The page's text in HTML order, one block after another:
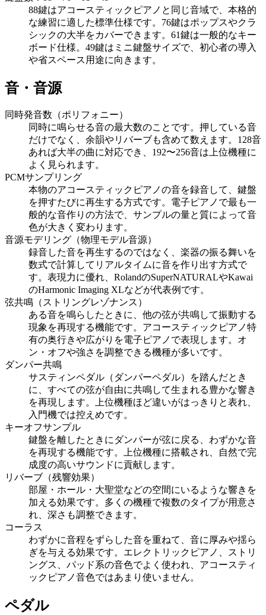
88鍵はアコースティックピアノと同じ音域で、本格的
な練習に適した標準仕様です。76鍵はポップスやクラ
シックの大半をカバーできます。61鍵は一般的なキー
ボード仕様。49鍵はミニ鍵盤サイズで、初心者の導入
や省スペース用途に向きます。
音・音源
同時発音数（ポリフォニー）
同時に鳴らせる音の最大数のことです。押している音
だけでなく、余韻やリバーブも含めて数えます。128音
あれば大半の曲に対応でき、192〜256音は上位機種に
よく見られます。
PCMサンプリング
本物のアコースティックピアノの音を録音して、鍵盤
を押すたびに再生する方式です。電子ピアノで最も一
般的な音作りの方法で、サンプルの量と質によって音
色が大きく変わります。
音源モデリング（物理モデル音源）
録音した音を再生するのではなく、楽器の振る舞いを
数式で計算してリアルタイムに音を作り出す方式で
す。表現力に優れ、RolandのSuperNATURALやKawai
のHarmonic Imaging XLなどが代表例です。
弦共鳴（ストリングレゾナンス）
ある音を鳴らしたときに、他の弦が共鳴して振動する
現象を再現する機能です。アコースティックピアノ特
有の奥行きや広がりを電子ピアノで表現します。オ
ン・オフや強さを調整できる機種が多いです。
ダンパー共鳴
サスティンペダル（ダンパーペダル）を踏んだとき
に、すべての弦が自由に共鳴して生まれる豊かな響き
を再現します。上位機種ほど違いがはっきりと表れ、
入門機では控えめです。
キーオフサンプル
鍵盤を離したときにダンパーが弦に戻る、わずかな音
を再現する機能です。上位機種に搭載され、自然で完
成度の高いサウンドに貢献します。
リバーブ（残響効果）
部屋・ホール・大聖堂などの空間にいるような響きを
加える効果です。多くの機種で複数のタイプが用意さ
れ、深さも調整できます。
コーラス
わずかに音程をずらした音を重ねて、音に厚みや揺ら
ぎを与える効果です。エレクトリックピアノ、ストリ
ングス、パッド系の音色でよく使われ、アコースティ
ックピアノ音色ではあまり使いません。
ペダル